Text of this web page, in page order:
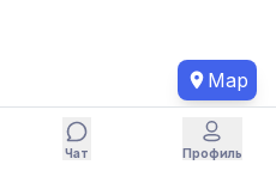
Map
Чат Профиль